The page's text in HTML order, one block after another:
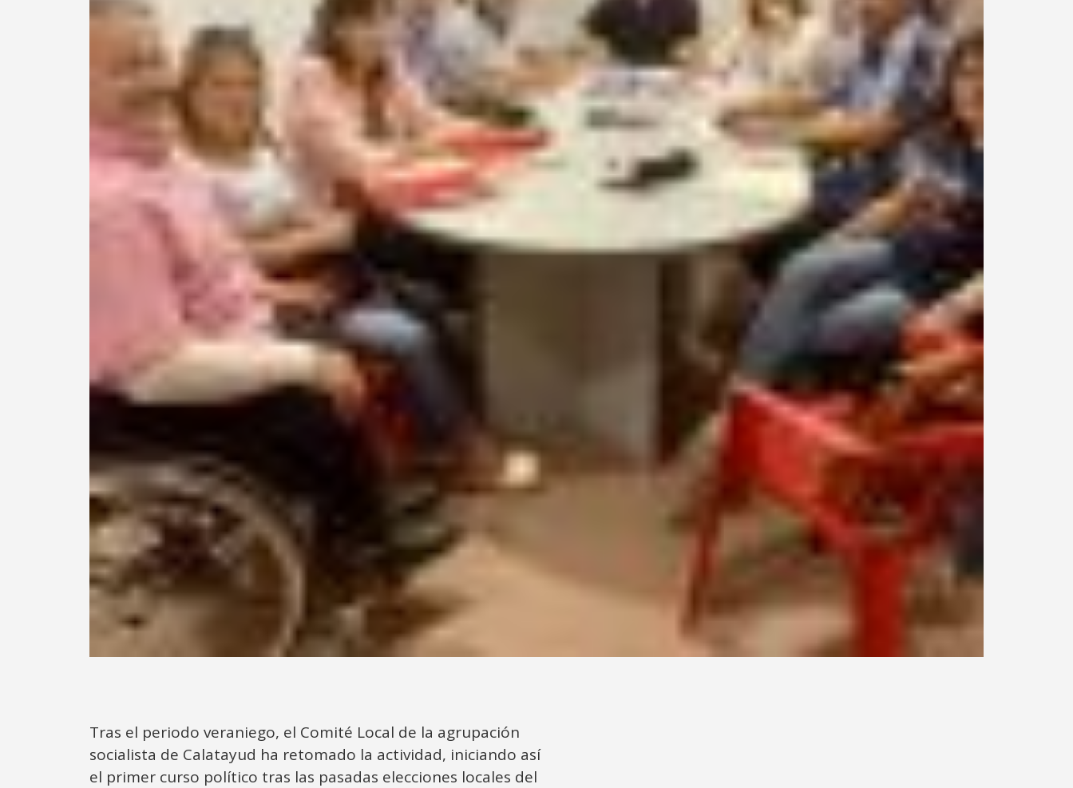
Tras el periodo veraniego, el Comité Local de la agrupación
socialista de Calatayud ha retomado la actividad, iniciando así
el primer curso político tras las pasadas elecciones locales del